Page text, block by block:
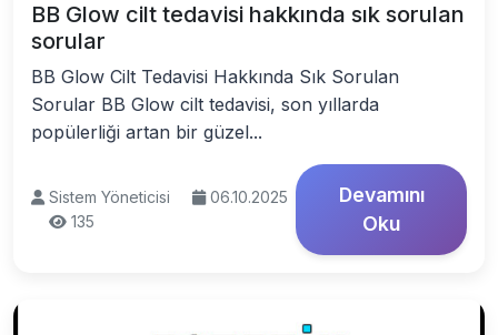
BB Glow cilt tedavisi hakkında sık sorulan
sorular
BB Glow Cilt Tedavisi Hakkında Sık Sorulan
Sorular BB Glow cilt tedavisi, son yıllarda
popülerliği artan bir güzel...
Sistem Yöneticisi
06.10.2025
135
Devamını
Oku